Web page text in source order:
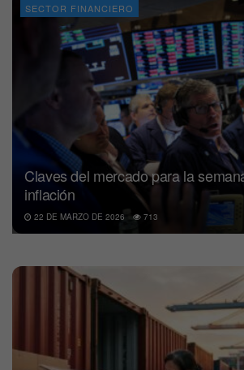
SECTOR FINANCIERO
Claves del mercado para la
inflación
22 DE MARZO DE 2026 713